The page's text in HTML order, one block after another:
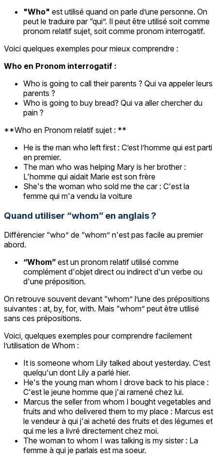
"Who" est utilisé quand on parle d’une personne. On
peut le traduire par “qui”. Il peut être utilisé soit comme
pronom relatif sujet, soit comme pronom interrogatif.
Voici quelques exemples pour mieux comprendre :
Who en Pronom interrogatif :
Who is going to call their parents ? Qui va appeler leurs
parents ?
Who is going to buy bread? Qui va aller chercher du
pain ?
**Who en Pronom relatif sujet : **
He is the man who left first : C’est l’homme qui est parti
en premier.
The man who was helping Mary is her brother :
L'homme qui aidait Marie est son frère
She's the woman who sold me the car : C'est la
femme qui m'a vendu la voiture
Quand utiliser “whom” en anglais ?
Différencier “who” de “whom” n'est pas facile au premier
abord.
“Whom” est un pronom relatif utilisé comme
complément d'objet direct ou indirect d'un verbe ou
d'une préposition.
On retrouve souvent devant “whom” l’une des prépositions
suivantes : at, by, for, with. Mais “whom” peut être utilisé
sans ces prépositions.
Voici, quelques exemples pour comprendre facilement
l’utilisation de Whom :
It is someone whom Lily talked about yesterday. C’est
quelqu'un dont Lily a parlé hier.
He's the young man whom I drove back to his place :
C'est le jeune homme que j'ai ramené chez lui.
Marcus the seller from whom I bought vegetables and
fruits and who delivered them to my place : Marcus est
le vendeur à qui j'ai acheté des fruits et des légumes et
qui me les a livré directement chez moi.
The woman to whom I was talking is my sister : La
femme à qui je parlais est ma soeur.